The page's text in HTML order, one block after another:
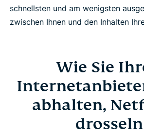
schnellsten und am wenigsten
zwischen Ihnen und den Inhalten
Wie Sie
abhalten,
drosseln